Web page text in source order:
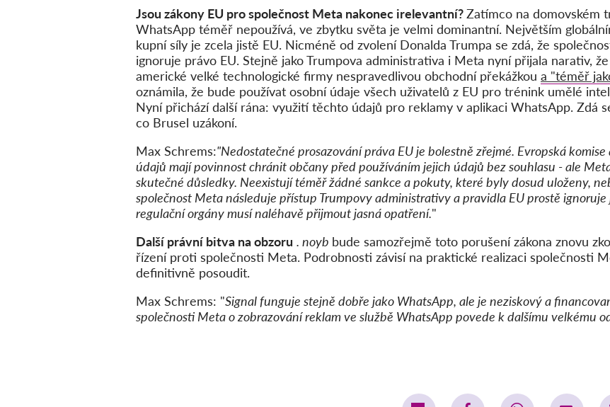
Jsou zákony EU pro společnost Meta nakonec irelevantní?Zatímco na domovském
WhatsApp téměř nepoužívá, ve zbytku světa je velmi dominantní. Největším
kupní síly je zcela jistě EU. Nicméně od zvolení Donalda Trumpa se zdá, že
ignoruje právo EU. Stejně jako Trumpova administrativa i Meta nyní přijala narativ,
americké velké technologické firmy nespravedlivou obchodní překážkou a "téměř
oznámila, že bude používat osobní údaje všech uživatelů z EU pro trénink umělé
Nyní přichází další rána: využití těchto údajů pro reklamy v aplikaci WhatsApp. Zdá
co Brusel uzákoní.
Max Schrems:"Nedostatečné prosazování práva EU je bolestně zřejmé. Evropská
údajů mají povinnost chránit občany před používáním jejich údajů bez souhlasu - ale
skutečné důsledky. Neexistují téměř žádné sankce a pokuty, které byly dosud uloženy,
společnost Meta následuje přístup Trumpovy administrativy a pravidla EU prostě
regulační orgány musí naléhavě přijmout jasná opatření."
Další právní bitva na obzoru . noyb bude samozřejmě toto porušení zákona znovu
řízení proti společnosti Meta. Podrobnosti závisí na praktické realizaci společnosti
definitivně posoudit.
Max Schrems: "Signal funguje stejně dobře jako WhatsApp, ale je neziskový a
společnosti Meta o zobrazování reklam ve službě WhatsApp povede k dalšímu velkému